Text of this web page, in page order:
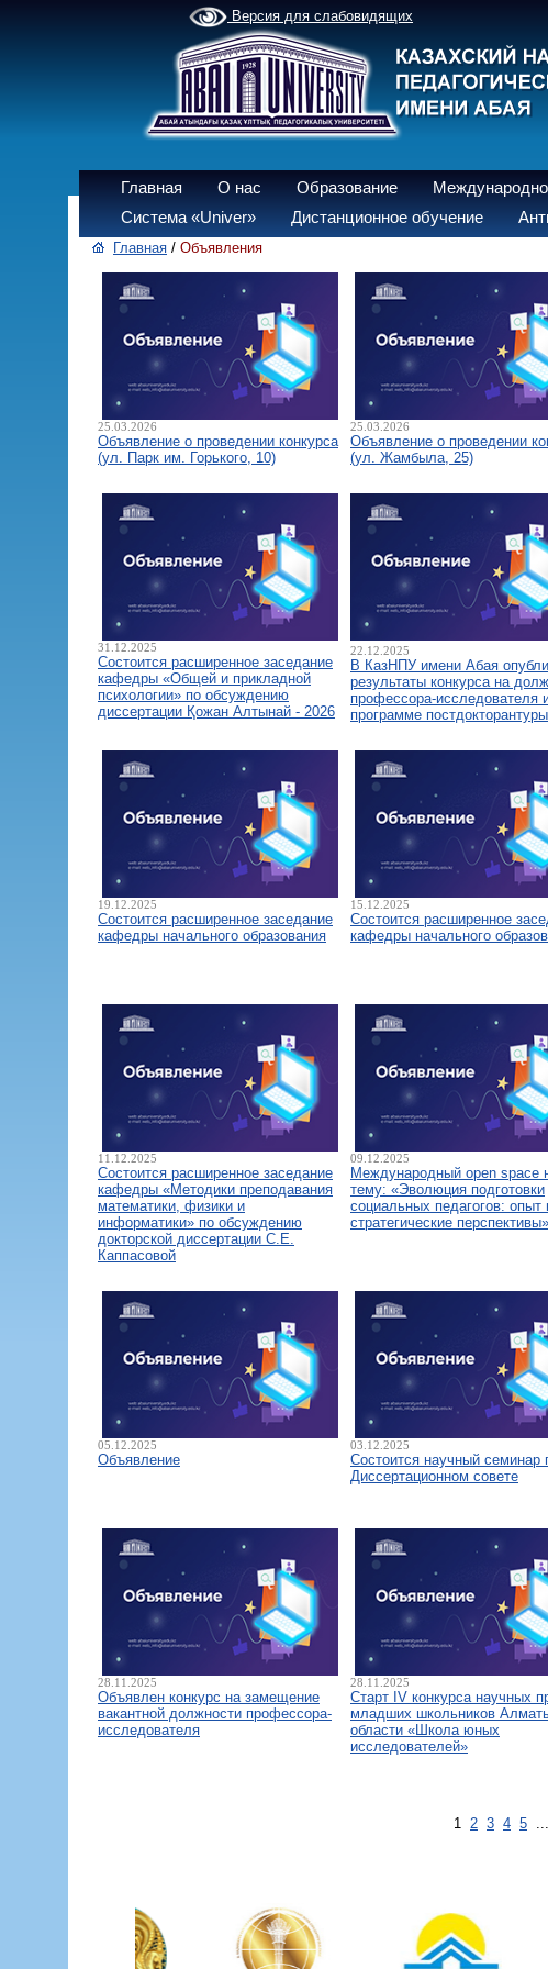
Версия для слабовидящих
Главная О нас Образование
Система «Univer»
Дистанционное обучение
Главная / Объявления
25.03.2026
Объявление о проведении конкурса
(ул. Парк им. Горького, 10)
25.03.2026
Объявление о проведении
(ул. Жамбыла, 25)
31.12.2025
Состоится расширенное заседание
кафедры «Общей и прикладной
психологии» по обсуждению
диссертации Қожан Алтынай - 2026
22.12.2025
В КазНПУ имени Абая
результаты конкурса на
профессора-исследователя
программе постдокторантуры
19.12.2025
Состоится расширенное заседание
кафедры начального образования
15.12.2025
Состоится расширенное
кафедры начального
11.12.2025
Состоится расширенное заседание
кафедры «Методики преподавания
математики, физики и
информатики» по обсуждению
докторской диссертации С.Е.
Каппасовой
09.12.2025
Международный open space
тему: «Эволюция подготовки
социальных педагогов: опыт
стратегические перспективы»
05.12.2025
Объявление
03.12.2025
Состоится научный семинар
Диссертационном совете
28.11.2025
Объявлен конкурс на замещение
вакантной должности профессора-
исследователя
28.11.2025
Старт IV конкурса научных
младших школьников
области «Школа юных
исследователей»
1 2 3 4 5 ...